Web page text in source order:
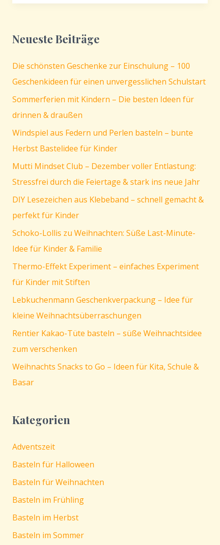
Saftkartons
nachhaltige
Neueste Beiträge
Die schönsten Geschenke zur Einschulung – 100
Geschenkideen für einen unvergesslichen Schulstart
Sommerferien mit Kindern – Die besten Ideen für
drinnen & draußen
Windspiel aus Federn und Perlen basteln – bunte
Herbst Bastelidee für Kinder
Mutti Mindset Club – Dezember voller Entlastung:
Stressfrei durch die Feiertage & stark ins neue Jahr
DIY Lesezeichen aus Klebeband – schnell gemacht &
perfekt für Kinder
Schoko-Lollis zu Weihnachten: Süße Last-Minute-
Idee für Kinder & Familie
Thermo-Effekt Experiment – einfaches Experiment
für Kinder mit Stiften
Lebkuchenmann Geschenkverpackung – Idee für
kleine Weihnachtsüberraschungen
Rentier Kakao-Tüte basteln – süße Weihnachtsidee
zum verschenken
Weihnachts Snacks to Go – Ideen für Kita, Schule &
Basar
Kategorien
Adventszeit
Basteln für Halloween
Basteln für Weihnachten
Basteln im Frühling
Basteln im Herbst
Basteln im Sommer